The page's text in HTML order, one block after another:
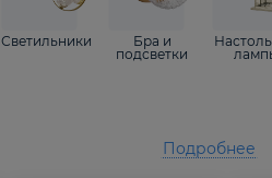
Светильники
Бра и
подсветки
Подробнее